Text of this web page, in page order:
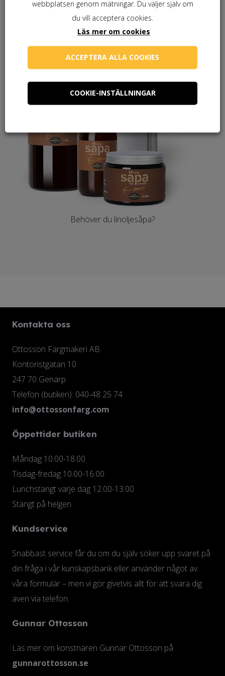
Behöver du linoljesåpa?
Kontakta oss
Ottosson Färgmakeri AB
Kontoristgatan 10
247 70 Genarp
Telefon (butiken): 040-48 25 74
info@ottossonfarg.com
Öppettider butiken
Måndag 10.00-18.00
Tisdag-fredag 10.00-16.00
Lunchstängt varje dag 12.00-13.00
Stängt på helgen
Kundservice
Snabbast service får du om du själv söker upp svaret på
din fråga i vår kunskapsbank eller använder något av
våra formulär – men vi gör givetvis allt för att svara dig
även via telefon.
Gunnar Ottosson
Läs mer om konstnären Gunnar Ottosson på
gunnarottosson.se
webbplatsen genom mätningar. Du väljer själv om
du vill acceptera cookies.
Läs mer om cookies
ACCEPTERA ALLA COOKIES
COOKIE-INSTÄLLNINGAR